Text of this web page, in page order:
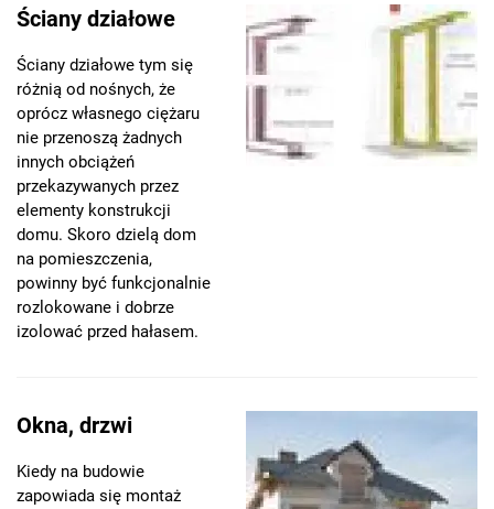
Ściany działowe
Ściany działowe tym się
różnią od nośnych, że
oprócz własnego ciężaru
nie przenoszą żadnych
innych obciążeń
przekazywanych przez
elementy konstrukcji
domu. Skoro dzielą dom
na pomieszczenia,
powinny być funkcjonalnie
rozlokowane i dobrze
izolować przed hałasem.
Okna, drzwi
Kiedy na budowie
zapowiada się montaż